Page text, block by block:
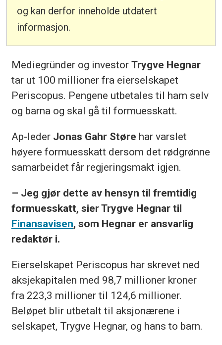
og kan derfor inneholde utdatert
informasjon.
Mediegründer og investor Trygve Hegnar
tar ut 100 millioner fra eierselskapet
Periscopus. Pengene utbetales til ham selv
og barna og skal gå til formuesskatt.
Ap-leder Jonas Gahr Støre har varslet
høyere formuesskatt dersom det rødgrønne
samarbeidet får regjeringsmakt igjen.
– Jeg gjør dette av hensyn til fremtidig
formuesskatt, sier Trygve Hegnar til
Finansavisen, som Hegnar er ansvarlig
redaktør i.
Eierselskapet Periscopus har skrevet ned
aksjekapitalen med 98,7 millioner kroner
fra 223,3 millioner til 124,6 millioner.
Beløpet blir utbetalt til aksjonærene i
selskapet, Trygve Hegnar, og hans to barn.